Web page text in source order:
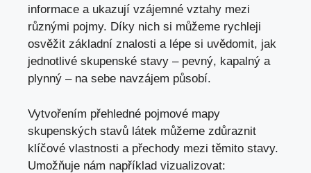
informace a ukazují vzájemné vztahy mezi
různými pojmy. Díky nich si můžeme rychleji
osvěžit základní znalosti a lépe si uvědomit, jak
jednotlivé skupenské stavy – pevný, kapalný a
plynný – na sebe navzájem působí.
Vytvořením přehledné pojmové mapy
skupenských stavů látek můžeme zdůraznit
klíčové vlastnosti a přechody mezi těmito stavy.
Umožňuje nám například vizualizovat: